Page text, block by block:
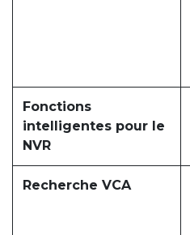
Fonctions
intelligentes pour le
NVR
Recherche VCA